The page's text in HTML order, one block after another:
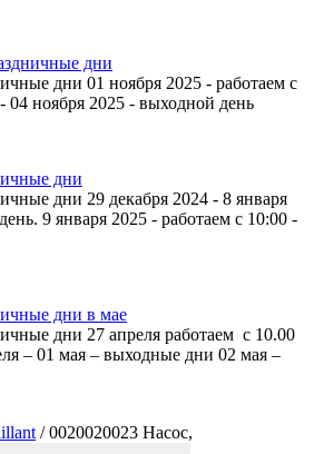
дни
дни 01 ноября 2025 - работаем с
04 ноября 2025 - выходной день
дни
дни 29 декабря 2024 - 8 января
9 января 2025 - работаем с 10:00 -
дни в мае
дни 27 апреля работаем с 10.00
– 01 мая – выходные дни 02 мая –
/ 0020020023 Насос,